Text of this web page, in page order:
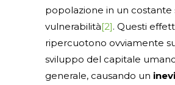
popolazione in un costante
vulnerabilità[2]. Questi
ripercuotono ovviamente
sviluppo del capitale
generale, causando un